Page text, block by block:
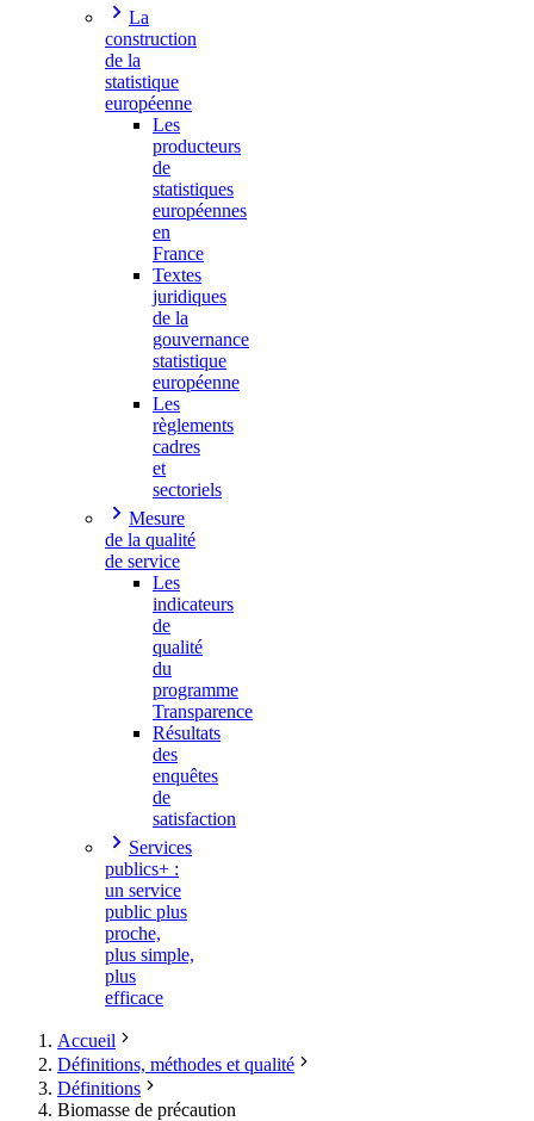
La
construction
de la
statistique
européenne
Les
producteurs
de
statistiques
européennes
en
France
Textes
juridiques
de la
gouvernance
statistique
européenne
Les
règlements
cadres
et
sectoriels
Mesure
de la qualité
de service
Les
indicateurs
de
qualité
du
programme
Transparence
Résultats
des
enquêtes
de
satisfaction
Services
publics+ :
un service
public plus
proche,
plus simple,
plus
efficace
Accueil
Définitions, méthodes et qualité
Définitions
Biomasse de précaution